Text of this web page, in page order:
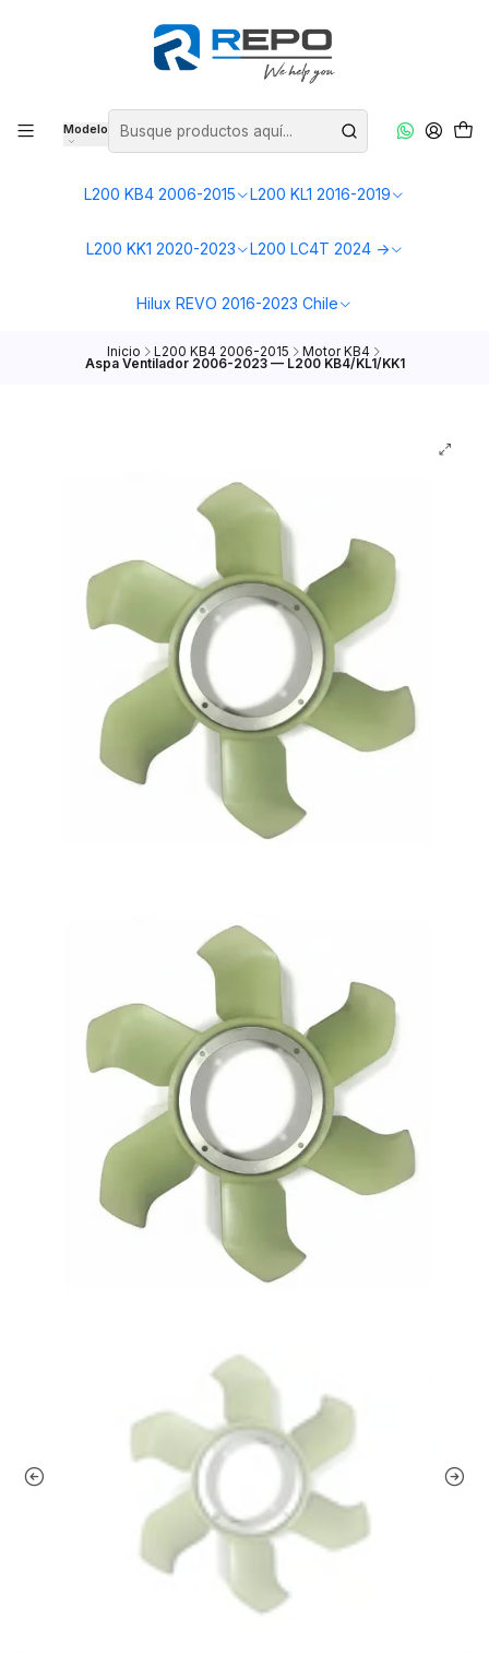
Modelo
L200 KB4 2006-2015 L200 KL1 2016-2019
L200 KK1 2020-2023 L200 LC4T 2024 ->
Hilux REVO 2016-2023 Chile
Inicio L200 KB4 2006-2015 Motor KB4
Aspa Ventilador 2006-2023 — L200 KB4/KL1/KK1